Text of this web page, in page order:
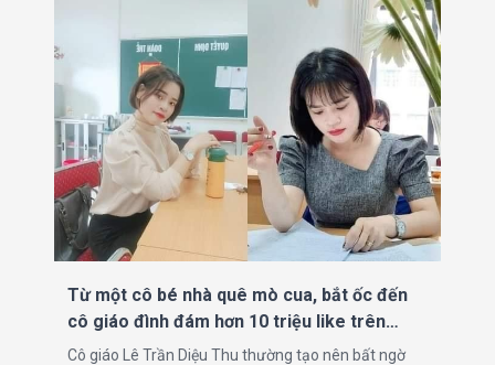
Từ một cô bé nhà quê mò cua, bắt ốc đến
cô giáo đình đám hơn 10 triệu like trên
mạng Tik Tok
Cô giáo Lê Trần Diệu Thu thường tạo nên bất ngờ